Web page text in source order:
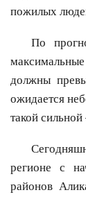
пожилых
По
должны
ожидается
такой
регионе с
районов